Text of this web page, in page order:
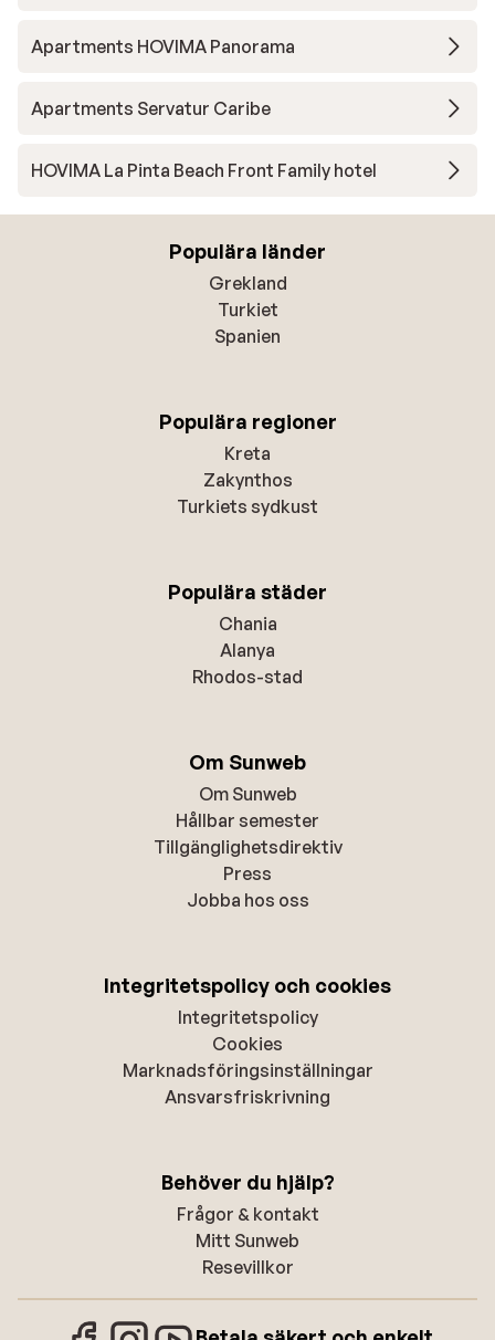
Apartments HOVIMA Panorama
Apartments Servatur Caribe
HOVIMA La Pinta Beach Front Family hotel
Populära länder
Grekland
Turkiet
Spanien
Populära regioner
Kreta
Zakynthos
Turkiets sydkust
Populära städer
Chania
Alanya
Rhodos-stad
Om Sunweb
Om Sunweb
Hållbar semester
Tillgänglighetsdirektiv
Press
Jobba hos oss
Integritetspolicy och cookies
Integritetspolicy
Cookies
Marknadsföringsinställningar
Ansvarsfriskrivning
Behöver du hjälp?
Frågor & kontakt
Mitt Sunweb
Resevillkor